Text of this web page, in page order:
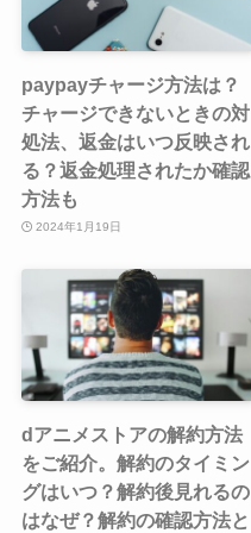
paypayチャージ方法は？
チャージできないときの対
処法、返金はいつ反映され
る？返金処理されたか確認
方法も
2024年1月19日
dアニメストアの解約方法
をご紹介。解約のタイミン
グはいつ？解約後見れるの
はなぜ？解約の確認方法と